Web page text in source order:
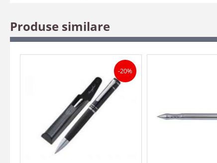
Produse similare
-20%